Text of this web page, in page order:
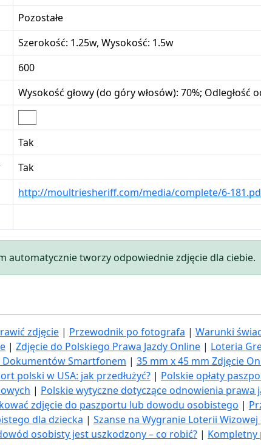
Pozostałe
Szerokość: 1.25w, Wysokość: 1.5w
600
Wysokość głowy (do góry włosów): 70%; Odległość
Tak
Tak
http://moultriesheriff.com/media/complete/6-
automatycznie tworzy odpowiednie zdjęcie dla ciebie.
zdjęcie | Przewodnik po fotografa | Warunki
| Zdjęcie do Polskiego Prawa Jazdy Online | Loteria
Dokumentów Smartfonem | 35 mm x 45 mm Zdjęcie
polski w USA: jak przedłużyć​? | Polskie opłaty
| Polskie wytyczne dotyczące odnowienia prawa
zdjęcie do paszportu lub dowodu osobistego |
dla dziecka | Szanse na Wygranie Loterii
osobisty jest uszkodzony – co robić? | Kompletny